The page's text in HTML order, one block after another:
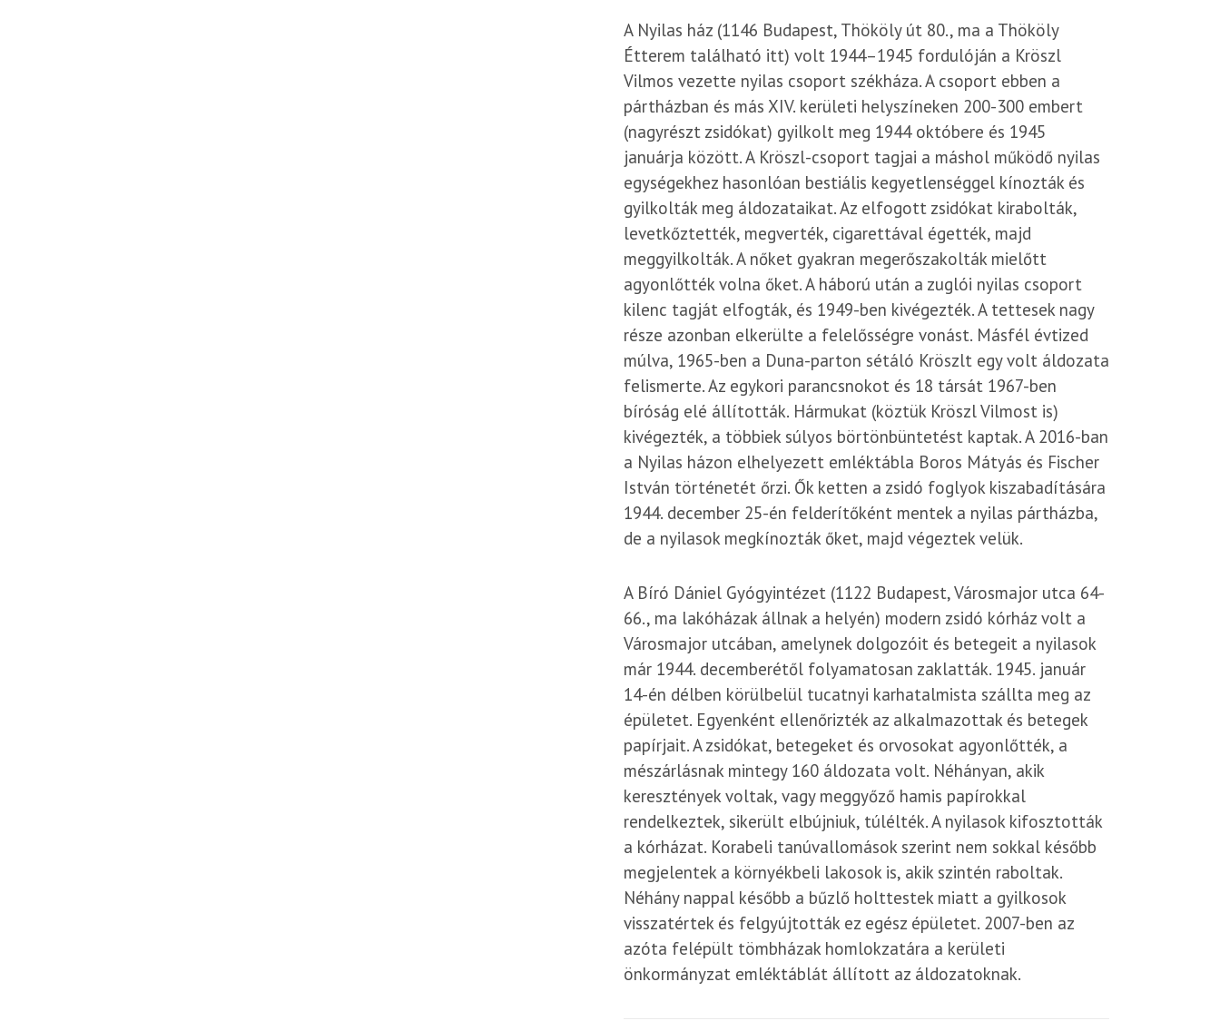
A Nyilas ház (1146 Budapest, Thököly út 80., ma a Thököly
Étterem található itt) volt 1944–1945 fordulóján a Kröszl
Vilmos vezette nyilas csoport székháza. A csoport ebben a
pártházban és más XIV. kerületi helyszíneken 200-300 embert
(nagyrészt zsidókat) gyilkolt meg 1944 októbere és 1945
januárja között. A Kröszl-csoport tagjai a máshol működő nyilas
egységekhez hasonlóan bestiális kegyetlenséggel kínozták és
gyilkolták meg áldozataikat. Az elfogott zsidókat kirabolták,
levetkőztették, megverték, cigarettával égették, majd
meggyilkolták. A nőket gyakran megerőszakolták mielőtt
agyonlőtték volna őket. A háború után a zuglói nyilas csoport
kilenc tagját elfogták, és 1949-ben kivégezték. A tettesek nagy
része azonban elkerülte a felelősségre vonást. Másfél évtized
múlva, 1965-ben a Duna-parton sétáló Kröszlt egy volt áldozata
felismerte. Az egykori parancsnokot és 18 társát 1967-ben
bíróság elé állították. Hármukat (köztük Kröszl Vilmost is)
kivégezték, a többiek súlyos börtönbüntetést kaptak. A 2016-ban
a Nyilas házon elhelyezett emléktábla Boros Mátyás és Fischer
István történetét őrzi. Ők ketten a zsidó foglyok kiszabadítására
1944. december 25-én felderítőként mentek a nyilas pártházba,
de a nyilasok megkínozták őket, majd végeztek velük.
A Bíró Dániel Gyógyintézet (1122 Budapest, Városmajor utca 64-
66., ma lakóházak állnak a helyén) modern zsidó kórház volt a
Városmajor utcában, amelynek dolgozóit és betegeit a nyilasok
már 1944. decemberétől folyamatosan zaklatták. 1945. január
14-én délben körülbelül tucatnyi karhatalmista szállta meg az
épületet. Egyenként ellenőrizték az alkalmazottak és betegek
papírjait. A zsidókat, betegeket és orvosokat agyonlőtték, a
mészárlásnak mintegy 160 áldozata volt. Néhányan, akik
keresztények voltak, vagy meggyőző hamis papírokkal
rendelkeztek, sikerült elbújniuk, túlélték. A nyilasok kifosztották
a kórházat. Korabeli tanúvallomások szerint nem sokkal később
megjelentek a környékbeli lakosok is, akik szintén raboltak.
Néhány nappal később a bűzlő holttestek miatt a gyilkosok
visszatértek és felgyújtották ez egész épületet. 2007-ben az
azóta felépült tömbházak homlokzatára a kerületi
önkormányzat emléktáblát állított az áldozatoknak.